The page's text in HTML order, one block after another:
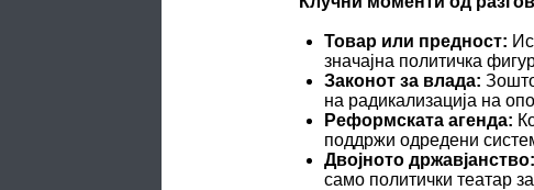
Товар или предност:
значајна политичка
Законот за влада:
на радикализација на
Реформската агенда:
поддржи одредени
Двојното државјанство:
само политички театар